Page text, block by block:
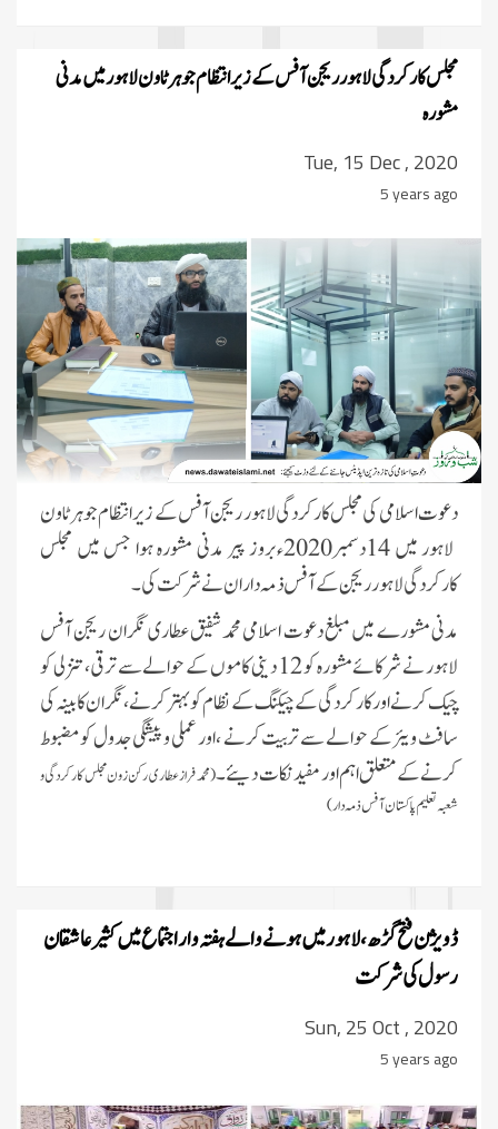
مجلس کارکردگی لاہور ریجن آفس کے زیر انتظام جوہرٹاون لاہور میں مدنی
مشورہ
Tue, 15 Dec , 2020
5 years ago
دعوت اسلامی کی مجلس کارکردگی لاہور ریجن آفس کے زیر انتظام جوہرٹاون
لاہور میں 14دسمبر2020ء بروز پیر مدنی مشورہ ہوا جس میں مجلس
کارکردگی لاہور ریجن کے آفس ذمہ داران نے شرکت کی ۔
مدنی مشورے میں مبلغ دعوت اسلامی محمد شفیق عطاری نگران ریجن آفس
لاہور نے شرکائے مشورہ کو 12 دینی کاموں کے حوالے سے ترقی،تنزلی کو
چیک کرنے اور کارکردگی کے چیکنگ کے نظام کو بہتر کرنے ، نگران کابینہ کی
سافٹ ویئر کے حوالے سے تربیت کرنے ،اور عملی و پیشگی جدول کو مضبوط
کرنے کے متعلق اہم اور مفید نکات دیئے ۔( محمد فراز عطاری رکن زون مجلس کارکردگی و
شعبہ تعلیم پاکستان آفس ذمہ دار)
ڈویژن فتح گڑھ، لاہور میں ہونے والے ہفتہ وار اجتماع میں کثیر عاشقان
رسول کی شرکت
Sun, 25 Oct , 2020
5 years ago